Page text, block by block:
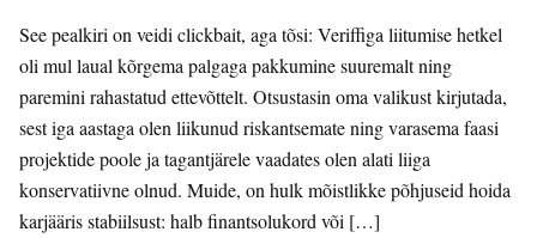
See pealkiri on veidi clickbait, aga tõsi: Veriffiga liitumise hetkel
oli mul laual kõrgema palgaga pakkumine suuremalt ning
paremini rahastatud ettevõttelt. Otsustasin oma valikust kirjutada,
sest iga aastaga olen liikunud riskantsemate ning varasema faasi
projektide poole ja tagantjärele vaadates olen alati liiga
konservatiivne olnud. Muide, on hulk mõistlikke põhjuseid hoida
karjääris stabiilsust: halb finantsolukord või […]